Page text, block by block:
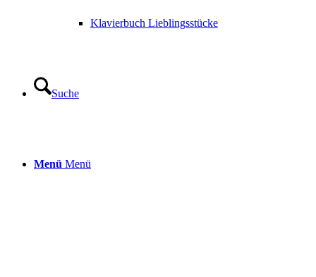
Klavierbuch Lieblingsstücke
Suche
Menü Menü